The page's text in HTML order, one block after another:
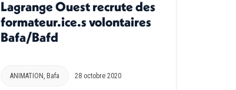
Lagrange Ouest recrute des
formateur.ice.s volontaires
Bafa/Bafd
ANIMATION Bafa 28 octobre 2020